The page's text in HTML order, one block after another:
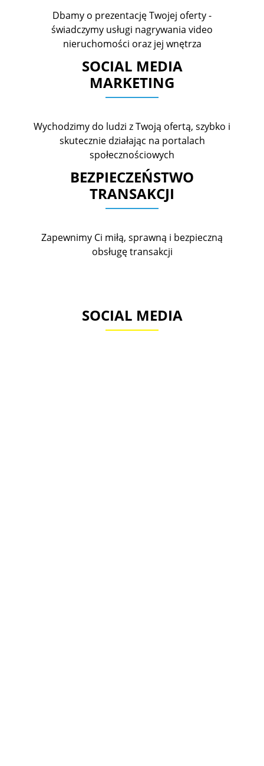
Dbamy o prezentację Twojej oferty -
świadczymy usługi nagrywania video
nieruchomości oraz jej wnętrza
SOCIAL MEDIA
MARKETING
Wychodzimy do ludzi z Twoją ofertą, szybko i
skutecznie działając na portalach
społecznościowych
BEZPIECZEŃSTWO
TRANSAKCJI
Zapewnimy Ci miłą, sprawną i bezpieczną
obsługę transakcji
SOCIAL MEDIA